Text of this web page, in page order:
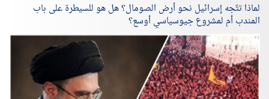
لماذا تتّجه إسرائيل نحو أرض الصومال؟ هل هو للسيطرة على باب
المندب أم لمشروع جيوسياسي أوسع؟